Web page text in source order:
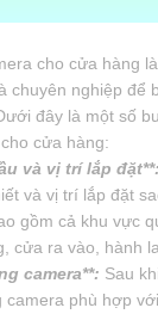
cho cửa hàng
chuyên nghiệp để
đây là một số
cửa hàng:
và vị trí lắp đặt**:
và vị trí lắp đặt
gồm cả khu vực
cửa ra vào, hành
camera**: Sau
camera phù hợp